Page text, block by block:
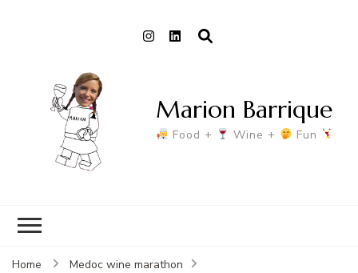
Marion Barrique
Food + Wine + Fun
Home
Medoc wine marathon